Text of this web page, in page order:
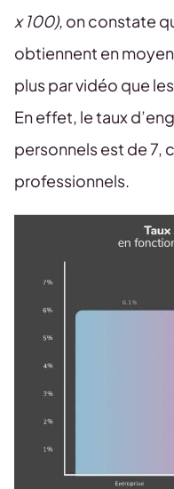
x 100), on constate
obtiennent en
plus par vidéo que
En effet, le taux
personnels est de 7,
professionnels.